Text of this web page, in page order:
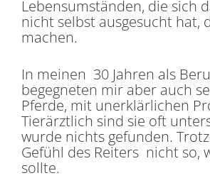
Lebensumständen, die sich
nicht selbst ausgesucht hat,
machen.
In meinen 30 Jahren als
begegneten mir aber auch
Pferde, mit unerklärlichen
Tierärztlich sind sie oft
wurde nichts gefunden.
Gefühl des Reiters nicht so,
sollte.